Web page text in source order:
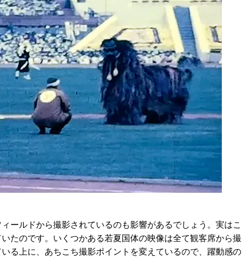
ールドから撮影されているのも影響があるでしょう。実はこ
たのです。いくつかある若夏国体の映像は全て観客席から撮
る上に、あちこち撮影ポイントを変えているので、躍動感の